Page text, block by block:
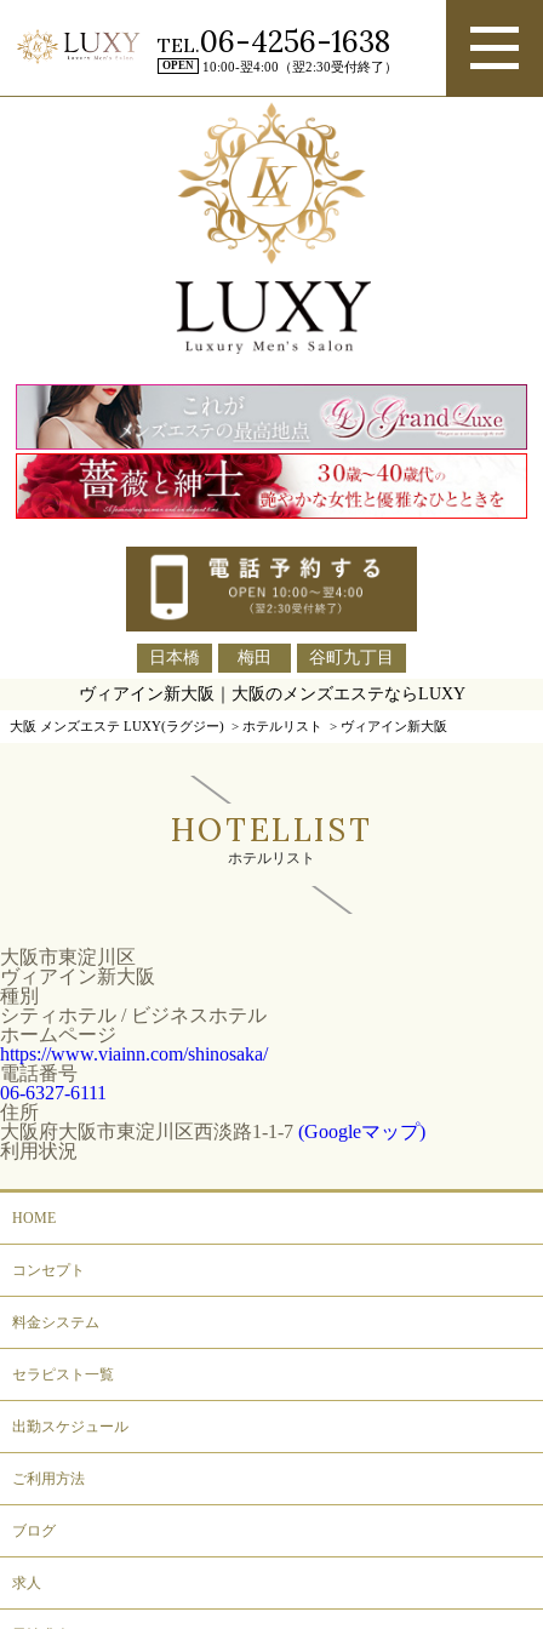
TEL.06-4256-1638
OPEN 10:00-翌4:00（翌2:30受付終了）
日本橋 梅田
谷町九丁目
ヴィアイン新大阪｜大阪のメンズエステならLUXY
大阪 メンズエステ LUXY(ラグジー) > ホテルリスト > ヴィアイン新大阪
HOTELLIST
ホテルリスト
大阪市東淀川区
ヴィアイン新大阪
種別
シティホテル / ビジネスホテル
ホームページ
https://www.viainn.com/shinosaka/
電話番号
06-6327-6111
住所
大阪府大阪市東淀川区西淡路1-1-7 (Googleマップ)
利用状況
HOME
コンセプト
料金システム
セラピスト一覧
出勤スケジュール
ご利用方法
ブログ
求人